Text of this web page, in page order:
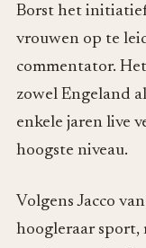
Borst het
vrouwen op te
commentator.
zowel Engeland
enkele jaren live
hoogste niveau.
Volgens Jacco
hoogleraar sport,